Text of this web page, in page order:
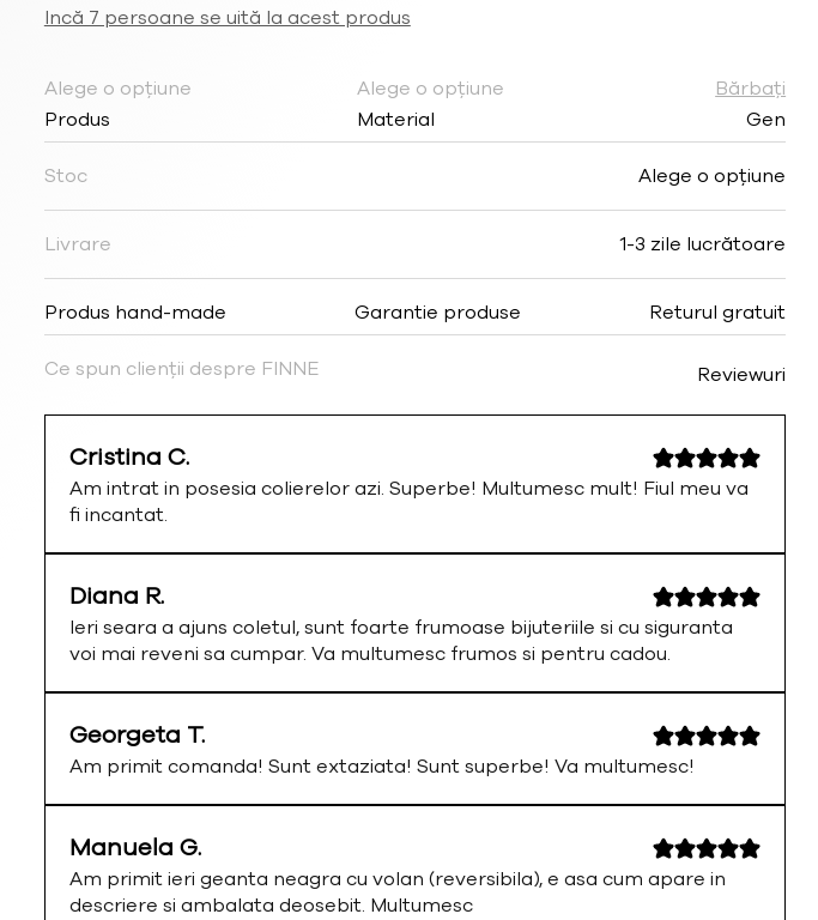
piele
cu
cu
argint
Incă 7 persoane se uită la acest produs
Alege o opțiune
Produs
Alege o opțiune
Material
Bărbați
Gen
Stoc Alege o opțiune
Livrare 1-3 zile lucrătoare
Produs hand-made Garantie produse Returul gratuit
Ce spun clienții despre FINNE Reviewuri
Cristina C.
Am intrat in posesia colierelor azi. Superbe! Multumesc mult! Fiul meu va
fi incantat.
Diana R.
Ieri seara a ajuns coletul, sunt foarte frumoase bijuteriile si cu siguranta
voi mai reveni sa cumpar. Va multumesc frumos si pentru cadou.
Georgeta T.
Am primit comanda! Sunt extaziata! Sunt superbe! Va multumesc!
Manuela G.
Am primit ieri geanta neagra cu volan (reversibila), e asa cum apare in
descriere si ambalata deosebit. Multumesc